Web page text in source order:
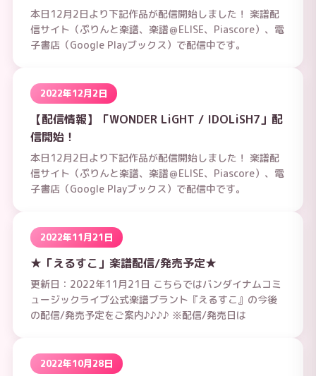
本日12月2日より下記作品が配信開始しました！ 楽譜配
信サイト（ぷりんと楽譜、楽譜＠ELISE、Piascore）、電
子書店（Google Playブックス）で配信中です。
2022年12月2日
【配信情報】「WONDER LiGHT / IDOLiSH7」配
信開始！
本日12月2日より下記作品が配信開始しました！ 楽譜配
信サイト（ぷりんと楽譜、楽譜＠ELISE、Piascore）、電
子書店（Google Playブックス）で配信中です。
2022年11月21日
★「えるすこ」楽譜配信/発売予定★
更新日：2022年11月21日 こちらではバンダイナムコミ
ュージックライブ公式楽譜ブラント『えるすこ』の今後
の配信/発売予定をご案内♪♪♪♪ ※配信/発売日は
2022年10月28日